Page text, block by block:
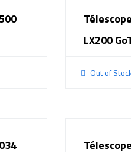
LX200
Out of